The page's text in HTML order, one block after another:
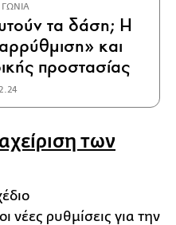
τα δάση; Η
και
προστασίας
των
νέες ρυθμίσεις για την